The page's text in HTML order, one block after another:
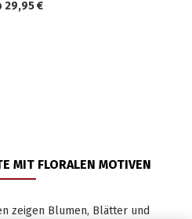
29,95 €
MIT FLORALEN MOTIVEN
zeigen Blumen, Blätter und